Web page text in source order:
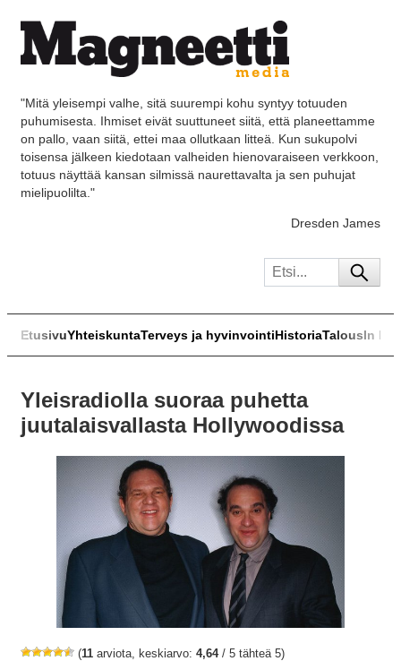
"Mitä yleisempi valhe, sitä suurempi kohu syntyy totuuden
puhumisesta. Ihmiset eivät suuttuneet siitä, että planeettamme
on pallo, vaan siitä, ettei maa ollutkaan litteä. Kun sukupolvi
toisensa jälkeen kiedotaan valheiden hienovaraiseen verkkoon,
totuus näyttää kansan silmissä naurettavalta ja sen puhujat
mielipuolilta."
Dresden James
EtusivuYhteiskuntaTerveys ja hyvinvointiHistoriaTalousIn
Yleisradiolla suoraa puhetta
juutalaisvallasta Hollywoodissa
(11 arviota, keskiarvo: 4,64/ 5 tähteä 5)